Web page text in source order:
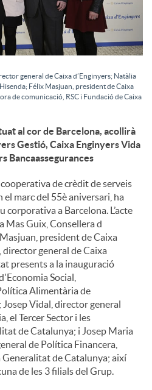
general de Caixa d’Enginyers; Natàlia
Félix Masjuan, president de Caixa
de comunicació, RSC i Fundació de Caixa
al cor de Barcelona, acollirà
Gestió, Caixa Enginyers Vida
Bancaassegurances
de crèdit de serveis
el marc del 55è aniversari, ha
corporativa a Barcelona. L’acte
Mas Guix, Consellera d
president de Caixa
director general de Caixa
presents a la inauguració
Social,
Alimentària de
Vidal, director general
el Tercer Sector i les
de Catalunya; i Josep Maria
de Política Financera,
Generalitat de Catalunya; així
de les 3 filials del Grup.